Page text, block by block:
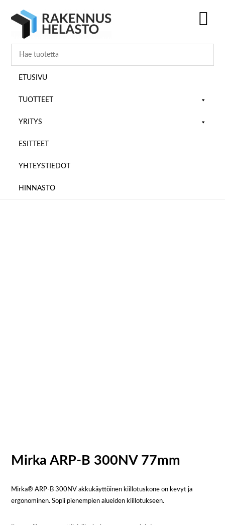
pääsisältöön
ensisijaiseen
alatunnisteeseen
ETUSIVU
TUOTTEET
YRITYS
ESITTEET
YHTEYSTIEDOT
HINNASTO
Mirka ARP-B 300NV 77mm
Mirka® ARP-B 300NV akkukäyttöinen kiillotuskone on kevyt ja
ergonominen. Sopii pienempien alueiden kiillotukseen.